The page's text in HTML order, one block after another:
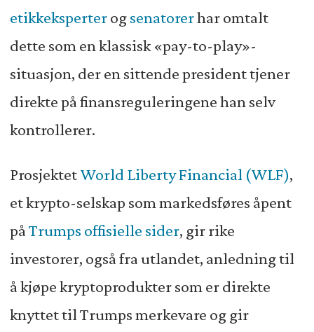
etikkeksperterogsenatorerhar omtalt
dette som en klassisk «pay-to-play»-
situasjon, der en sittende president tjener
direkte på finansreguleringene han selv
kontrollerer.
ProsjektetWorld Liberty Financial (WLF),
et krypto-selskap som markedsføres åpent
påTrumps offisielle sider, gir rike
investorer, også fra utlandet, anledning til
å kjøpe kryptoprodukter som er direkte
knyttet til Trumps merkevare og gir